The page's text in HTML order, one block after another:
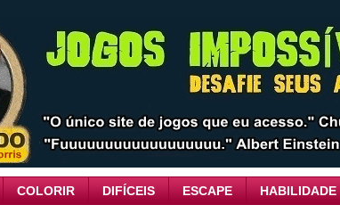
COLORIR DIFÍCEIS ESCAPE HABILIDADE